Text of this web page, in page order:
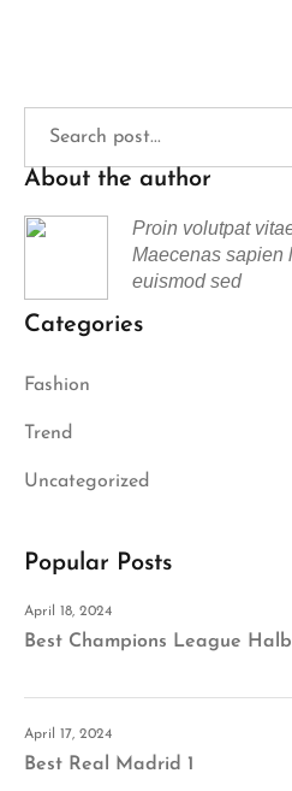
About the author
Proin volutpat
Maecenas sapien
euismod sed
Categories
Fashion
Trend
Uncategorized
Popular Posts
April 18, 2024
Best Champions League
April 17, 2024
Best Real Madrid 1